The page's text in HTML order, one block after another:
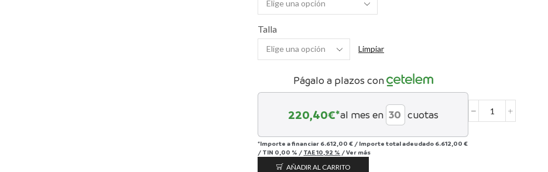
Talla
Limpiar
Págalo a plazos con
220,40€*al mes en cuotas
*Importe a financiar 6.612,00 € / Importe total adeudado 6.612,00 €
/ TIN 0,00 % / TAE10,92 % /Ver más
Stumpjumper
AÑADIR AL CARRITO